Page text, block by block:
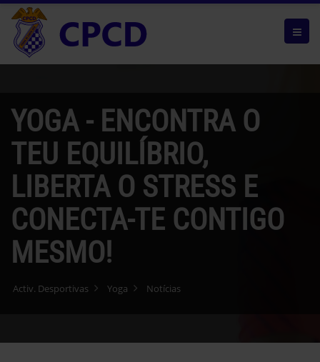
YOGA - ENCONTRA O
TEU EQUILÍBRIO,
LIBERTA O STRESS E
CONECTA-TE CONTIGO
MESMO!
Activ. Desportivas Yoga Notícias